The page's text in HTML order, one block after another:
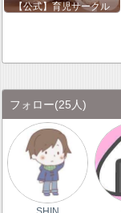
【公式】育児サークル
フォロー(25人)